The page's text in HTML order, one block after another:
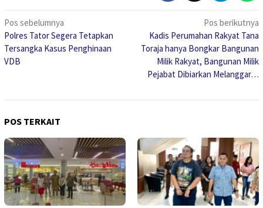
Navigasi
pos
Pos sebelumnya
Polres Tator Segera Tetapkan
Tersangka Kasus Penghinaan
VDB
Pos berikutnya
Kadis Perumahan Rakyat Tana
Toraja hanya Bongkar Bangunan
Milik Rakyat, Bangunan Milik
Pejabat Dibiarkan Melanggar…
POS TERKAIT